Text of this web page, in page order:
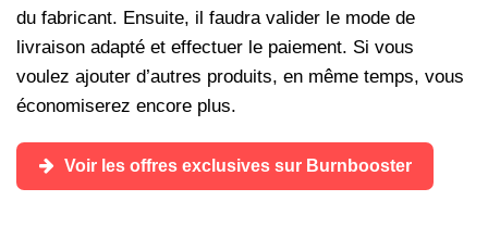
du fabricant. Ensuite, il faudra valider le mode de
livraison adapté et effectuer le paiement. Si vous
voulez ajouter d’autres produits, en même temps, vous
économiserez encore plus.
Voir les offres exclusives sur Burnbooster